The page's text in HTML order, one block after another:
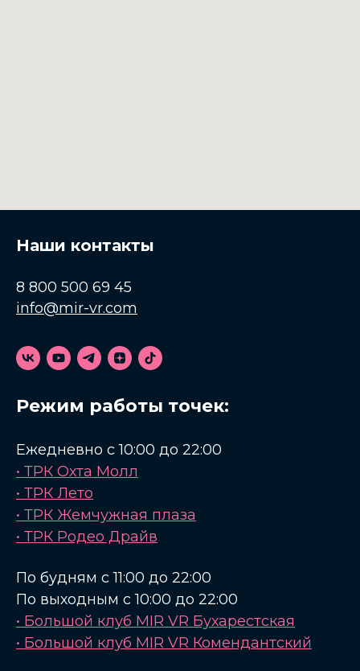
Наши контакты
8 800 500 69 45
info@mir-vr.com
Режим работы точек:
Ежедневно с 10:00 до 22:00
• ТРК Охта Молл
• ТРК Лето
• ТРК Жемчужная плаза
• ТРК Родео Драйв
По будням с 11:00 до 22:00
По выходным с 10:00 до 22:00
• Большой клуб MIR VR Бухарестская
• Большой клуб MIR VR Комендантский